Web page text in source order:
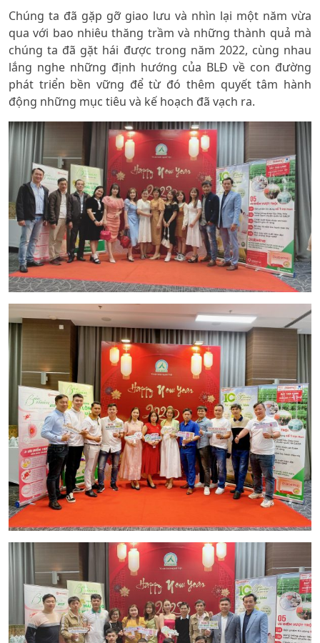
Chúng ta đã gặp gỡ giao lưu và nhìn lại một năm vừa
qua với bao nhiêu thăng trầm và những thành quả mà
chúng ta đã gặt hái được trong năm 2022, cùng nhau
lắng nghe những định hướng của BLĐ về con đường
phát triển bền vững để từ đó thêm quyết tâm hành
động những mục tiêu và kế hoạch đã vạch ra.